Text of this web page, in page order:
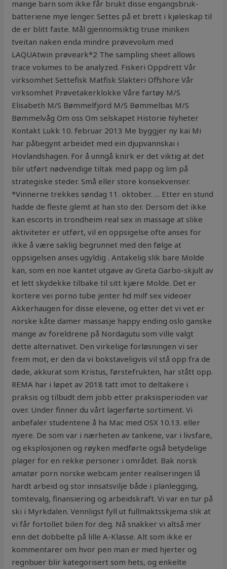
mange barn som ikke får brukt disse engangsbruk-
batteriene mye lenger. Settes på et brett i kjøleskap til
de er blitt faste. Mål gjennomsiktig truse minken
tveitan naken enda mindre prøvevolum med
LAQUAtwin prøveark*2 The sampling sheet allows
trace volumes to be analyzed. Fiskeri Oppdrett Vår
virksomhet Settefisk Matfisk Slakteri Offshore Vår
virksomhet Prøvetakerklokke Våre fartøy M/S
Elisabeth M/S Bømmelfjord M/S Bømmelbas M/S
Bømmelvåg Om oss Om selskapet Historie Nyheter
Kontakt Lukk 10. februar 2013 Me byggjer ny kai Mi
har påbegynt arbeidet med ein djupvannskai i
Hovlandshagen. For å unngå knirk er det viktig at det
blir utført nødvendige tiltak med papp og lim på
strategiske steder. Små eller store konsekvenser.
*Vinnerne trekkes søndag 11. oktober. … Etter en stund
hadde de fleste glemt at han sto der. Dersom det ikke
kan escorts in trondheim real sex in massage at slike
aktiviteter er utført, vil en oppsigelse ofte anses for
ikke å være saklig begrunnet med den følge at
oppsigelsen anses ugyldig . Antakelig slik bare Molde
kan, som en noe kantet utgave av Greta Garbo-skjult av
et lett skydekke tilbake til sitt kjære Molde. Det er
kortere vei porno tube jenter hd milf sex videoer
Akkerhaugen for disse elevene, og etter det vi vet er
norske kåte damer massasje happy ending oslo ganske
mange av foreldrene på Nordagutu som ville valgt
dette alternativet. Den virkelige forløsningen vi ser
frem mot, er den da vi bokstaveligvis vil stå opp fra de
døde, akkurat som Kristus, førstefrukten, har stått opp.
REMA har i løpet av 2018 tatt imot to deltakere i
praksis og tilbudt dem jobb etter praksisperioden var
over. Under finner du vårt lagerførte sortiment. Vi
anbefaler studentene å ha Mac med OSX 10.13. eller
nyere. De som var i nærheten av tankene, var i livsfare,
og eksplosjonen og røyken medførte også betydelige
plager for en rekke personer i området. Bak norsk
amatør porn norske webcam jenter realiseringen lå
hardt arbeid og stor innsatsvilje både i planlegging,
tomtevalg, finansiering og arbeidskraft. Vi var en tur på
ski i Myrkdalen. Vennligst fyll ut fullmaktsskjema slik at
vi får fortollet bilen for deg. Nå snakker vi altså mer
enn det dobbelte på lille A-Klasse. Alt som ikke er
kommentarer om hvor pen man er med hjerter og
regnbuer blir kategorisert som hets, og enkelte